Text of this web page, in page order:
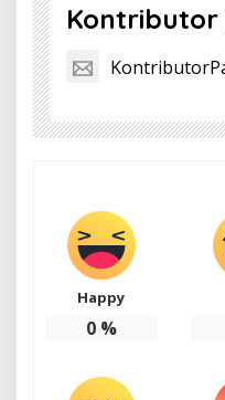
Happy
0%